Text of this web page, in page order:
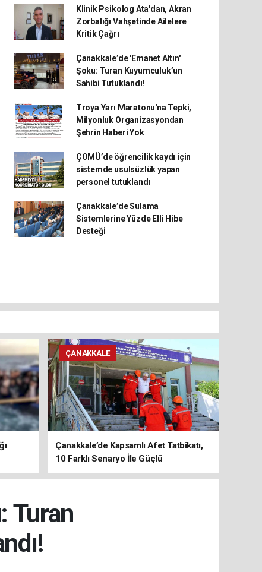
Klinik Psikolog Ata'dan, Akran
Zorbalığı Vahşetinde Ailelere
Kritik Çağrı
Çanakkale’de 'Emanet Altın'
Şoku: Turan Kuyumculuk’un
Sahibi Tutuklandı!
Troya Yarı Maratonu'na Tepki,
Milyonluk Organizasyondan
Şehrin Haberi Yok
ÇOMÜ’de öğrencilik kaydı için
sistemde usulsüzlük yapan
personel tutuklandı
Çanakkale’de Sulama
Sistemlerine Yüzde Elli Hibe
Desteği
ÇANAKKALE
Çanakkale’de Kapsamlı Afet Tatbikatı,
10 Farklı Senaryo İle Güçlü
Koordinasyon
Turan